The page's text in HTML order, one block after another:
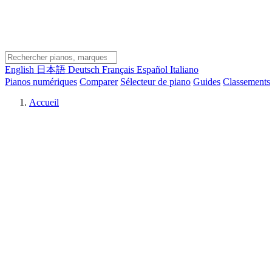
English 日本語 Deutsch Français Español Italiano
Pianos numériques Comparer Sélecteur de piano Guides Classements
Accueil